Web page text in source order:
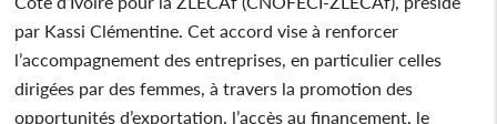
par Kassi Clémentine. Cet accord vise à renforcer
l’accompagnement des entreprises, en particulier celles
dirigées par des femmes, à travers la promotion des
opportunités d’exportation, l’accès au financement, le